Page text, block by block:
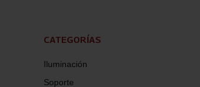
CATEGORÍAS
Iluminación
Soporte